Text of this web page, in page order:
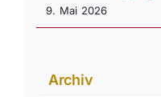
9. Mai 2026
Archiv